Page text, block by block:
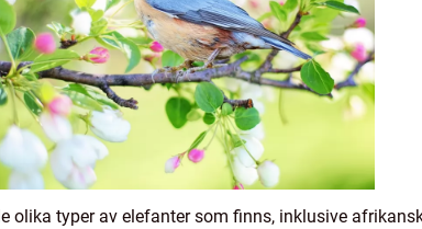
olika typer av elefanter som finns, inklusive